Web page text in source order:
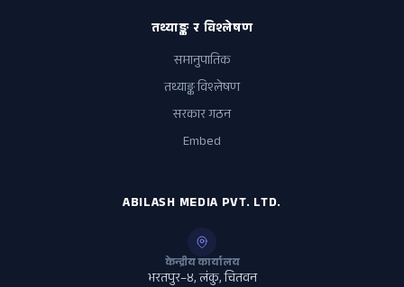
तथ्याङ्क र विश्लेषण
समानुपातिक
तथ्याङ्क विश्लेषण
सरकार गठन
Embed
ABILASH MEDIA PVT. LTD.
केन्द्रीय कार्यालय
भरतपुर–४, लंकु, चितवन